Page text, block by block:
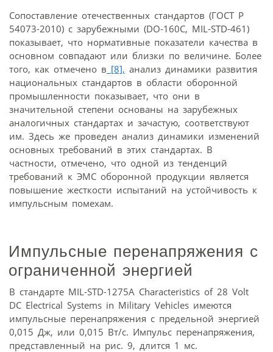
Сопоставление отечественных стандартов (ГОСТ Р
54073-2010) с зарубежными (DO-160C, MIL-STD-461)
показывает, что нормативные показатели качества в
основном совпадают или близки по величине. Более
того, как отмечено в [8], анализ динамики развития
национальных стандартов в области оборонной
промышленности показывает, что они в
значительной степени основаны на зарубежных
аналогичных стандартах и зачастую, соответствуют
им. Здесь же проведен анализ динамики изменений
основных требований в этих стандартах. В
частности, отмечено, что одной из тенденций
требований к ЭМС оборонной продукции является
повышение жесткости испытаний на устойчивость к
импульсным помехам.
Импульсные перенапряжения с
ограниченной энергией
В стандарте MIL-STD-1275A Characteristics of 28 Volt
DC Electrical Systems in Military Vehicles имеются
импульсные перенапряжения с предельной энергией
0,015 Дж, или 0,015 Вт/с. Импульс перенапряжения,
представленный на рис. 9, длится 1 мс.